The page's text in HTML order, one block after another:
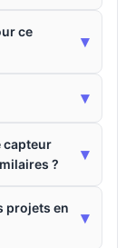
ce
▾
▾
capteur
?
▾
projets en
▾